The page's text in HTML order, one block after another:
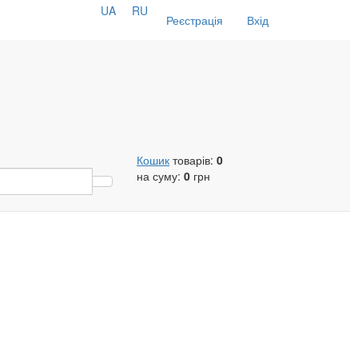
Реєстрація Вхід
UA RU
Кошик товарів: 0
на суму: 0 грн